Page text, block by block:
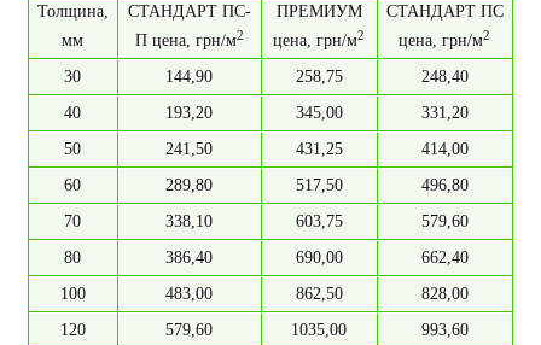
Толщина,
мм
СТАНДАРТ ПС-
П цена, грн/м2
ПРЕМИУМ
цена, грн/м2
СТАНДАРТ ПС
цена, грн/м2
30 144,90 258,75
248,40
40
193,20 345,00
331,20
50
241,50 431,25
414,00
60
289,80 517,50
496,80
70
338,10 603,75
579,60
80
386,40 690,00
662,40
100
483,00 862,50
828,00
120
579,60 1035,00
993,60